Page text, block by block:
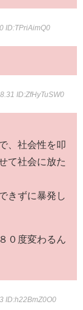
ID:TPriAimQ0
ID:ZfHyTuSW0
、社会性を叩
て社会に放た
きずに暴発し
０度変わるん
ID:h22BmZ0O0